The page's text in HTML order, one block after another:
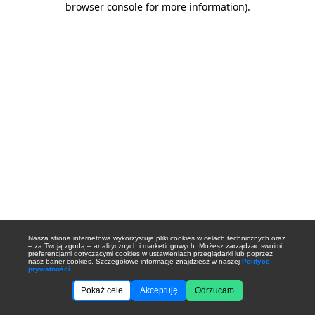
Nasza strona internetowa wykorzystuje pliki cookies w celach technicznych oraz
– za Twoją zgodą – analitycznych i marketingowych. Możesz zarządzać swoimi
preferencjami dotyczącymi cookies w ustawieniach przeglądarki lub poprzez
nasz baner cookies. Szczegółowe informacje znajdziesz w naszej Polityce
prywatności
Pokaż cele Akceptuję Odrzucam
browser console for more information).